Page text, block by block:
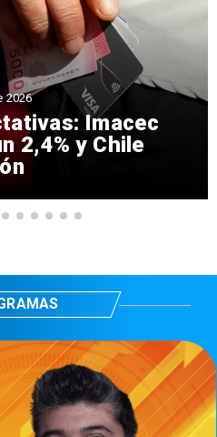
Imacec
2,4% y Chile
2026